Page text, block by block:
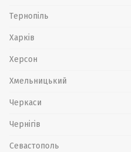
Тернопіль
Харків
Херсон
Хмельницький
Черкаси
Чернігів
Севастополь